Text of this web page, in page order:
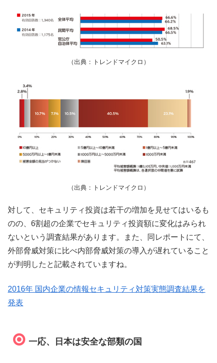
（出典：トレンドマイクロ）
（出典：トレンドマイクロ）
対して、セキュリティ投資は若干の増加を見せてはいるも
のの、6割超の企業でセキュリティ投資額に変化はみられ
ないという調査結果があります。また、同レポートにて、
外部脅威対策に比べ内部脅威対策の導入が遅れていること
が判明したと記載されていますね。
2016年 国内企業の情報セキュリティ対策実態調査結果を
発表
一応、日本は安全な部類の国